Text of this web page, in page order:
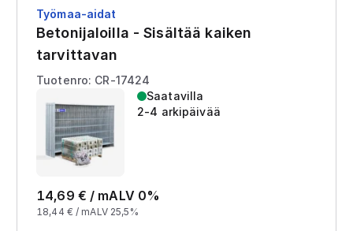
Työmaa-aidat
Betonijaloilla - Sisältää kaiken
tarvittavan
Tuotenro: CR-17424
Saatavilla
2-4 arkipäivää
14,69 € / mALV 0%
18,44 € / mALV 25,5%